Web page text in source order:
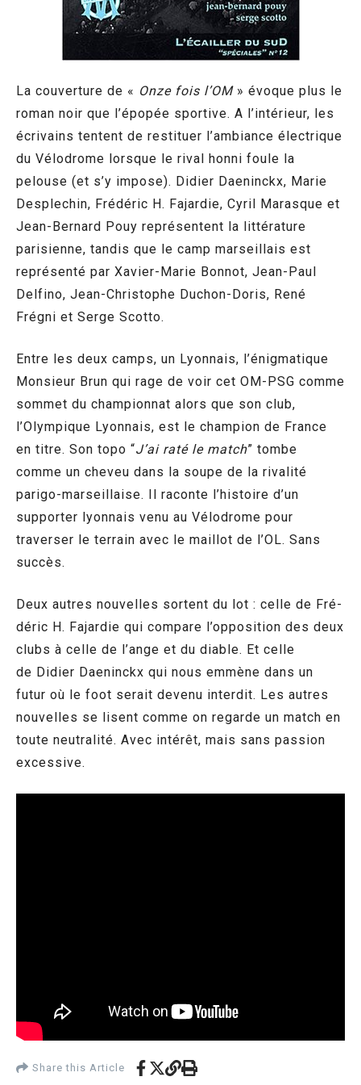
La couverture de « Onze fois l’OM» évoque plus le
roman noir que l’épopée sportive. A l’intérieur, les
écrivains tentent de restituer l’ambiance électrique
du Vélodrome lorsque le rival honni foule la
pelouse (et s’y impose). Didier Daeninckx, Marie
Desplechin, Frédéric H. Fajardie, Cyril Marasque et
Jean-Bernard Pouy représentent la littérature
parisienne, tandis que le camp marseillais est
représenté par Xavier-Marie Bonnot, Jean-Paul
Delfino, Jean-Christophe Duchon-Doris, René
Frégni et Serge Scotto.
Entre les deux camps, un Lyonnais, l’énigmatique
Monsieur Brun qui rage de voir cet OM-PSG comme
sommet du championnat alors que son club,
l’Olympique Lyonnais, est le champion de France
en titre. Son topo “J’ai raté le match” tombe
comme un cheveu dans la soupe de la rivalité
parigo-marseillaise. Il raconte l’histoire d’un
supporter lyonnais venu au Vélodrome pour
traverser le terrain avec le maillot de l’OL. Sans
succès.
Deux autres nouvelles sortent du lot : celle de Fré­
dé­ric H. Fajar­die qui compare l’opposition des deux
clubs à celle de l’ange et du diable. Et celle
de Didier Dae­nin­ckx qui nous emmène dans un
futur où le foot serait devenu interdit. Les autres
nouvelles se lisent comme on regarde un match en
toute neutralité. Avec intérêt, mais sans passion
excessive.
Share this Article